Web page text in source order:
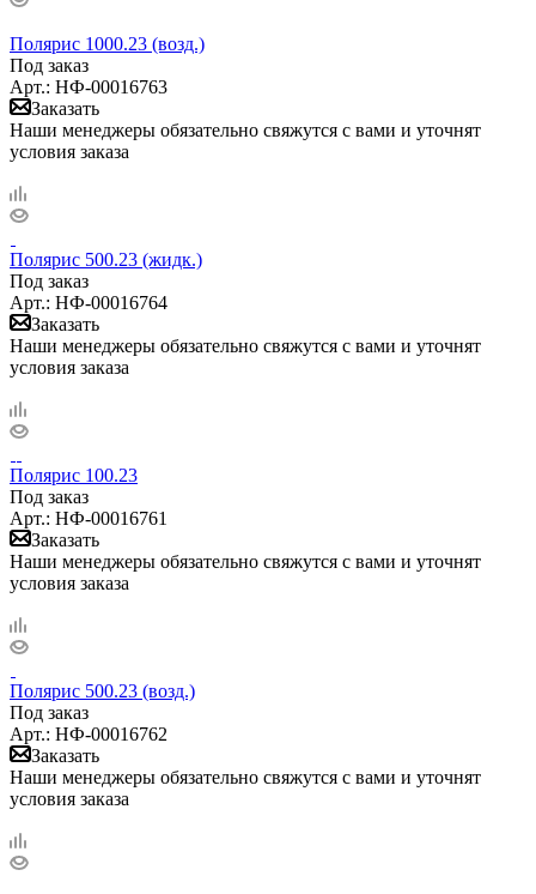
Полярис 1000.23 (возд.)
Под заказ
Арт.: НФ-00016763
Заказать
Наши менеджеры обязательно свяжутся с вами и уточнят
условия заказа
Полярис 500.23 (жидк.)
Под заказ
Арт.: НФ-00016764
Заказать
Наши менеджеры обязательно свяжутся с вами и уточнят
условия заказа
Полярис 100.23
Под заказ
Арт.: НФ-00016761
Заказать
Наши менеджеры обязательно свяжутся с вами и уточнят
условия заказа
Полярис 500.23 (возд.)
Под заказ
Арт.: НФ-00016762
Заказать
Наши менеджеры обязательно свяжутся с вами и уточнят
условия заказа